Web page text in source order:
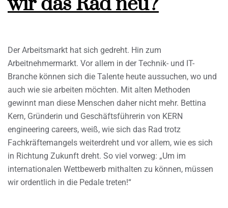
Der Arbeitsmarkt hat sich gedreht. Hin zum
Arbeitnehmermarkt. Vor allem in der Technik- und IT-
Branche können sich die Talente heute aussuchen, wo und
auch wie sie arbeiten möchten. Mit alten Methoden
gewinnt man diese Menschen daher nicht mehr. Bettina
Kern, Gründerin und Geschäftsführerin von KERN
engineering careers, weiß, wie sich das Rad trotz
Fachkräftemangels weiterdreht und vor allem, wie es sich
in Richtung Zukunft dreht. So viel vorweg: „Um im
internationalen Wettbewerb mithalten zu können, müssen
wir ordentlich in die Pedale treten!“